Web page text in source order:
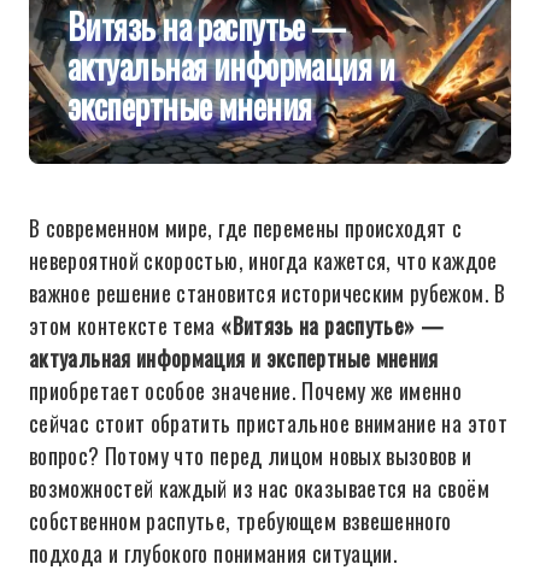
Витязь на распутье —
актуальная информация и
экспертные мнения
В современном мире, где перемены происходят с
невероятной скоростью, иногда кажется, что каждое
важное решение становится историческим рубежом. В
этом контексте тема «Витязь на распутье» —
актуальная информация и экспертные мнения
приобретает особое значение. Почему же именно
сейчас стоит обратить пристальное внимание на этот
вопрос? Потому что перед лицом новых вызовов и
возможностей каждый из нас оказывается на своём
собственном распутье, требующем взвешенного
подхода и глубокого понимания ситуации.